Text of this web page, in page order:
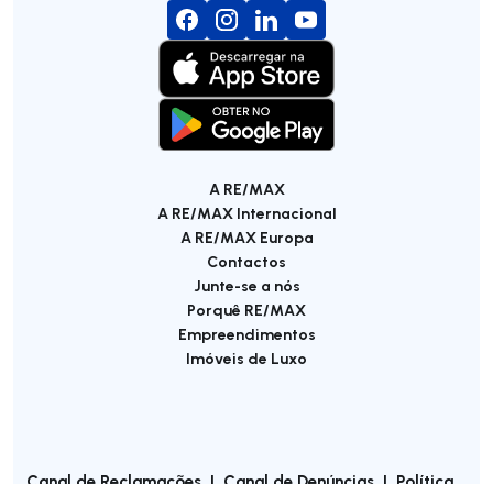
A RE/MAX
A RE/MAX Internacional
A RE/MAX Europa
Contactos
Junte-se a nós
Porquê RE/MAX
Empreendimentos
Imóveis de Luxo